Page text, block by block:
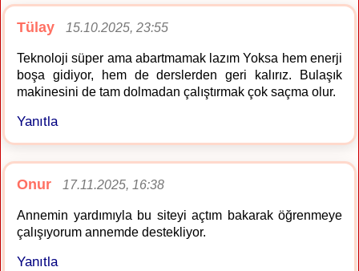
Tülay 15.10.2025, 23:55
Teknoloji süper ama abartmamak lazım Yoksa hem enerji
boşa gidiyor, hem de derslerden geri kalırız. Bulaşık
makinesini de tam dolmadan çalıştırmak çok saçma olur.
Yanıtla
Onur 17.11.2025, 16:38
Annemin yardımıyla bu siteyi açtım bakarak öğrenmeye
çalışıyorum annemde destekliyor.
Yanıtla